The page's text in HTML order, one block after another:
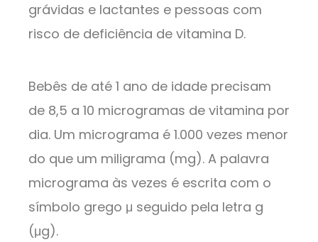
grávidas e lactantes e pessoas com
risco de deficiência de vitamina D.
Bebês de até 1 ano de idade precisam
de 8,5 a 10 microgramas de vitamina por
dia. Um micrograma é 1.000 vezes menor
do que um miligrama (mg). A palavra
micrograma às vezes é escrita com o
símbolo grego μ seguido pela letra g
(μg).